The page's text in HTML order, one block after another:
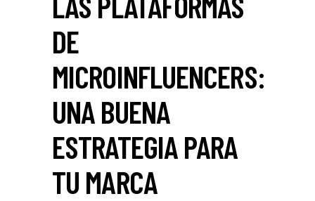
DE
MICROINFLUENCERS:
UNA BUENA
ESTRATEGIA PARA
TU MARCA